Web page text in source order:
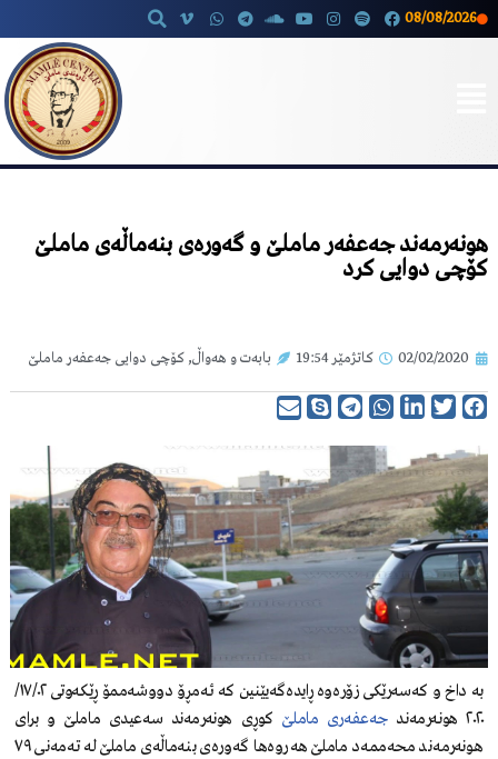
08/08/2026
هونەرمەند جەعفەر ماملێ و گەورەی بنەماڵەی ماملێ
کۆچی دوایی کرد
02/02/2020 کاتژمێر 19:54 بابەت و هەواڵ, کۆچی دوایی جەعفەر ماملێ
بە داخ و کەسەرێکی زۆرەوە ڕایدەگەیێنین کە ئەمڕۆ دووشەممۆ ڕێکەوتی ١٧/٠٢/
٢٠٢٠ هونەرمەند
جەعفەری ماملێ کوڕی هونەرمەند سەعیدی ماملێ و برای
هونەرمەند محەممەد ماملێ هەروەها گەورەی بنەماڵەی ماملێ لە تەمەنی ٧٩